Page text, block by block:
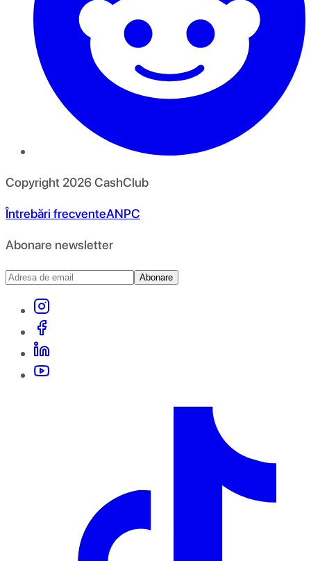
Copyright 2026CashClub
Întrebări frecventeANPC
Abonare newsletter
Abonare